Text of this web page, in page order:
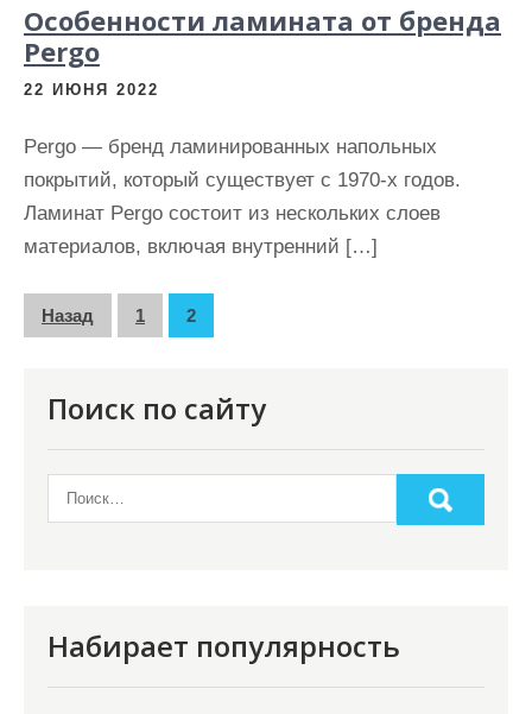
Особенности ламината от бренда
Pergo
22 ИЮНЯ 2022
Pergo — бренд ламинированных напольных
покрытий, который существует с 1970-х годов.
Ламинат Pergo состоит из нескольких слоев
материалов, включая внутренний […]
ПНазад 1 2
Поиск по сайту
Набирает популярность